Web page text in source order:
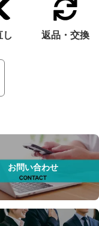
し 返品・交換
お問い合わせ